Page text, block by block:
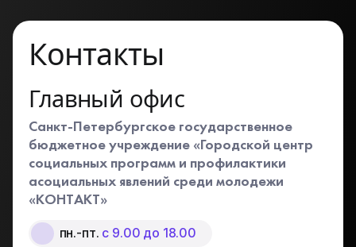
Контакты
Главный офис
Санкт-Петербургское государственное
бюджетное учреждение «Городской центр
социальных программ и профилактики
асоциальных явлений среди молодежи
«КОНТАКТ»
пн.-пт. с 9.00 до 18.00